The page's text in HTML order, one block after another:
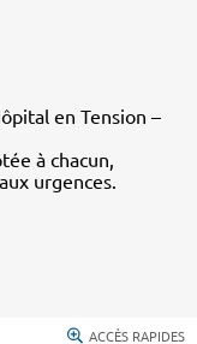
en Tension –
à chacun,
urgences.
ACCÈS RAPIDES